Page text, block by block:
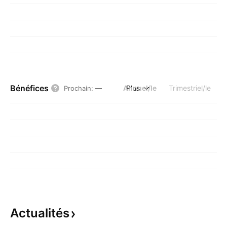
Bénéfices Prochain: — Annuel/le Trimestriel/le
Plus
Actualités